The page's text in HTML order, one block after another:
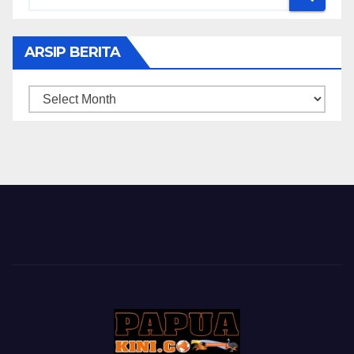
ARSIP BERITA
ARSIP